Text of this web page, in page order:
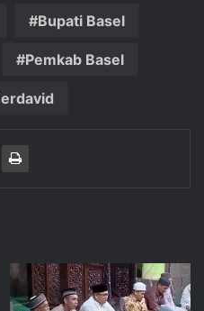
Bupati Basel
Pemkab Basel